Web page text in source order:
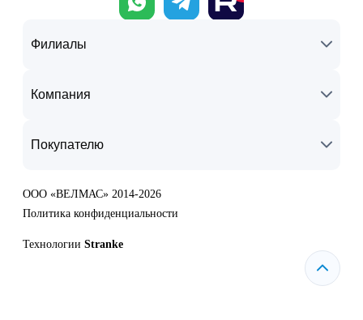
Филиалы
Компания
Покупателю
ООО «ВЕЛМАС» 2014-2026
Политика конфиденциальности
Технологии Stranke